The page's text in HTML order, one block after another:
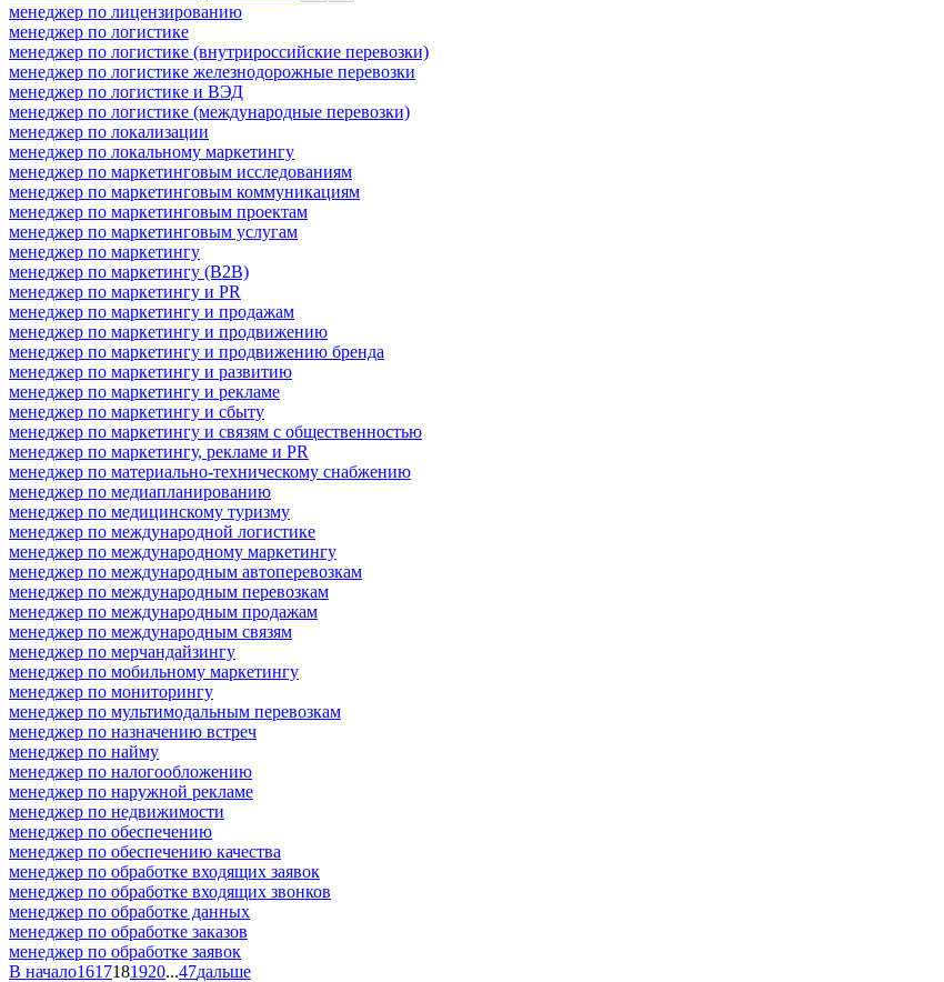
менеджер по лицензированию
менеджер по логистике
менеджер по логистике (внутрироссийские перевозки)
менеджер по логистике железнодорожные перевозки
менеджер по логистике и ВЭД
менеджер по логистике (международные перевозки)
менеджер по локализации
менеджер по локальному маркетингу
менеджер по маркетинговым исследованиям
менеджер по маркетинговым коммуникациям
менеджер по маркетинговым проектам
менеджер по маркетинговым услугам
менеджер по маркетингу
менеджер по маркетингу (B2B)
менеджер по маркетингу и PR
менеджер по маркетингу и продажам
менеджер по маркетингу и продвижению
менеджер по маркетингу и продвижению бренда
менеджер по маркетингу и развитию
менеджер по маркетингу и рекламе
менеджер по маркетингу и сбыту
менеджер по маркетингу и связям с общественностью
менеджер по маркетингу, рекламе и PR
менеджер по материально-техническому снабжению
менеджер по медиапланированию
менеджер по медицинскому туризму
менеджер по международной логистике
менеджер по международному маркетингу
менеджер по международным автоперевозкам
менеджер по международным перевозкам
менеджер по международным продажам
менеджер по международным связям
менеджер по мерчандайзингу
менеджер по мобильному маркетингу
менеджер по мониторингу
менеджер по мультимодальным перевозкам
менеджер по назначению встреч
менеджер по найму
менеджер по налогообложению
менеджер по наружной рекламе
менеджер по недвижимости
менеджер по обеспечению
менеджер по обеспечению качества
менеджер по обработке входящих заявок
менеджер по обработке входящих звонков
менеджер по обработке данных
менеджер по обработке заказов
менеджер по обработке заявок
В начало1617181920...47дальше